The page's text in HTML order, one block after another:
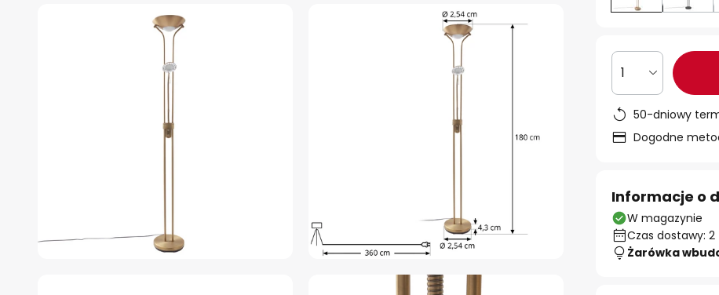
1
50-dniowy
Dogodne
Informacje o
W magazynie
Czas dostawy:
Żarówka